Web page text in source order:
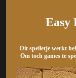
Easy
Dit spelletje werkt
Om toch games te